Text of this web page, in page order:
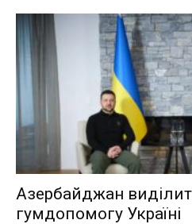
Азербайджан
гумдопомогу Україні